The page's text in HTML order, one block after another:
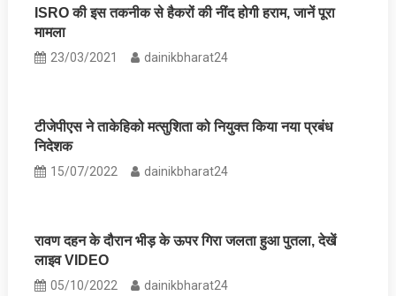
ISRO की इस तकनीक से हैकरों की नींद होगी हराम, जानें पूरा
मामला
23/03/2021 dainikbharat24
टीजेपीएस ने ताकेहिको मत्सुशिता को नियुक्‍त किया नया प्रबंध
निदेशक
15/07/2022 dainikbharat24
रावण दहन के दौरान भीड़ के ऊपर गिरा जलता हुआ पुतला, देखें
लाइव VIDEO
05/10/2022 dainikbharat24